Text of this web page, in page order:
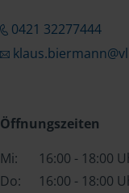
0421 32277444
Öffnungszeiten
Mi:
16:00 - 18:00
Do:
16:00 - 18:00